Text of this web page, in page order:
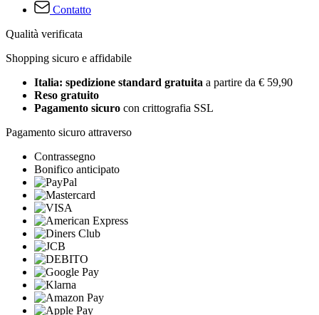
Contatto
Qualità verificata
Shopping sicuro e affidabile
Italia: spedizione standard gratuita a partire da € 59,90
Reso gratuito
Pagamento sicuro con crittografia SSL
Pagamento sicuro attraverso
Contrassegno
Bonifico anticipato